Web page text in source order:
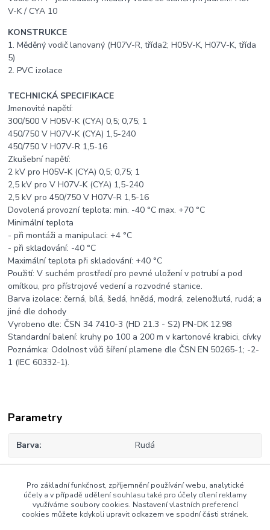
V-K / CYA 10
KONSTRUKCE
1. Měděný vodič lanovaný (H07V-R, třída2; H05V-K, H07V-K, třída
5)
2. PVC izolace
TECHNICKÁ SPECIFIKACE
Jmenovité napětí:
300/500 V H05V-K (CYA) 0,5; 0,75; 1
450/750 V H07V-K (CYA) 1,5-240
450/750 V H07V-R 1,5-16
Zkušební napětí:
2 kV pro H05V-K (CYA) 0,5; 0,75; 1
2,5 kV pro V H07V-K (CYA) 1,5-240
2,5 kV pro 450/750 V H07V-R 1,5-16
Dovolená provozní teplota: min. -40 °C max. +70 °C
Minimální teplota
- při montáži a manipulaci: +4 °C
- při skladování: -40 °C
Maximální teplota při skladování: +40 °C
Použití: V suchém prostředí pro pevné uložení v potrubí a pod
omítkou, pro přístrojové vedení a rozvodné stanice.
Barva izolace: černá, bílá, šedá, hnědá, modrá, zelenožlutá, rudá; a
jiné dle dohody
Vyrobeno dle: ČSN 34 7410-3 (HD 21.3 - S2) PN-DK 12.98
Standardní balení: kruhy po 100 a 200 m v kartonové krabici, cívky
Poznámka: Odolnost vůči šíření plamene dle ČSN EN 50265-1; -2-
1 (IEC 60332-1).
Parametry
Barva Rudá
Zboží zařazeno v kategoriích
Lanka CYA
Pro základní funkčnost, zpříjemnění používání webu, analytické
účely a v případě udělení souhlasu také pro účely cílení reklamy
využíváme soubory cookies. Nastavení vlastních preferencí
cookies můžete kdykoli upravit odkazem ve spodní části stránek.